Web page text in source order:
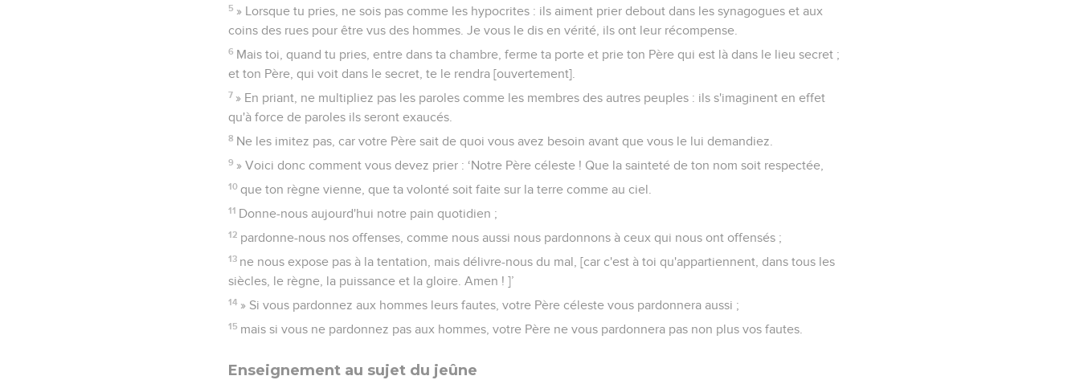
5 » Lorsque tu pries, ne sois pas comme les hypocrites : ils aiment prier debout dans les synagogues et aux
coins des rues pour être vus des hommes. Je vous le dis en vérité, ils ont leur récompense.
6 Mais toi, quand tu pries, entre dans ta chambre, ferme ta porte et prie ton Père qui est là dans le lieu secret ;
et ton Père, qui voit dans le secret, te le rendra [ouvertement].
7 » En priant, ne multipliez pas les paroles comme les membres des autres peuples : ils s'imaginent en effet
qu'à force de paroles ils seront exaucés.
8 Ne les imitez pas, car votre Père sait de quoi vous avez besoin avant que vous le lui demandiez.
9 » Voici donc comment vous devez prier : ‘Notre Père céleste ! Que la sainteté de ton nom soit respectée,
10 que ton règne vienne, que ta volonté soit faite sur la terre comme au ciel.
11 Donne-nous aujourd'hui notre pain quotidien ;
12 pardonne-nous nos offenses, comme nous aussi nous pardonnons à ceux qui nous ont offensés ;
13 ne nous expose pas à la tentation, mais délivre-nous du mal, [car c'est à toi qu'appartiennent, dans tous les
siècles, le règne, la puissance et la gloire. Amen ! ]’
14 » Si vous pardonnez aux hommes leurs fautes, votre Père céleste vous pardonnera aussi ;
15 mais si vous ne pardonnez pas aux hommes, votre Père ne vous pardonnera pas non plus vos fautes.
Enseignement au sujet du jeûne